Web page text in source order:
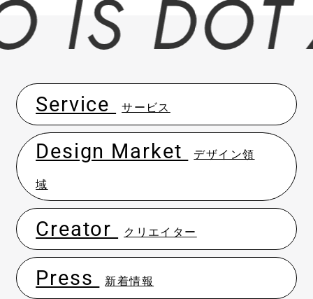
Service サービス
Design Market デザイン領
域
Creator クリエイター
Press 新着情報